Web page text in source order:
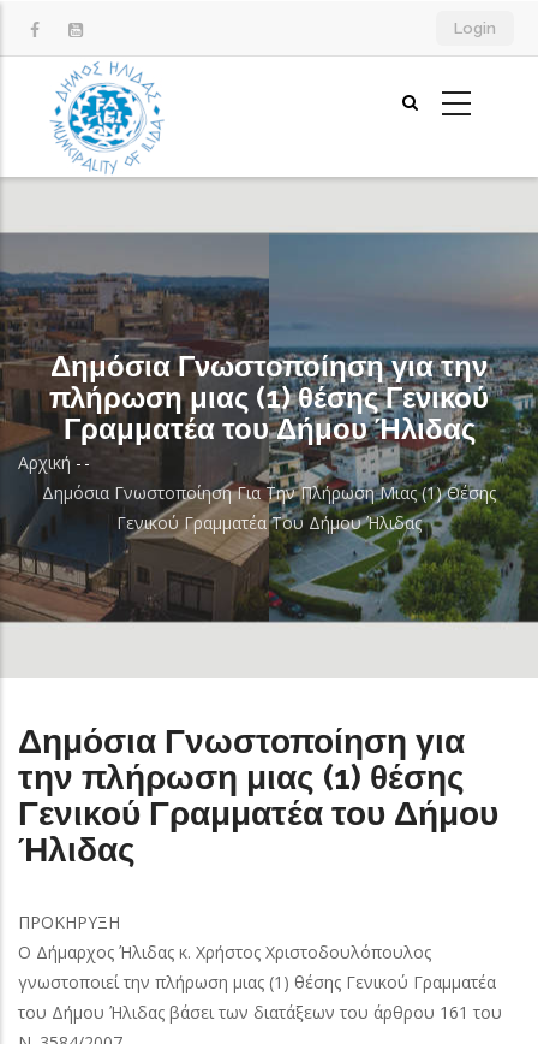
προς
περιεχόμενο
Login
Δημόσια Γνωστοποίηση για την
πλήρωση μιας (1) θέσης Γενικού
Γραμματέα του Δήμου Ήλιδας
Breadcrumb
Αρχική - -
Δημόσια Γνωστοποίηση Για Την Πλήρωση Μιας (1) Θέσης
Γενικού Γραμματέα Του Δήμου Ήλιδας
Δημόσια Γνωστοποίηση για
την πλήρωση μιας (1) θέσης
Γενικού Γραμματέα του Δήμου
Ήλιδας
ΠΡΟΚΗΡΥΞΗ
Ο Δήμαρχος Ήλιδας κ. Χρήστος Χριστοδουλόπουλος
γνωστοποιεί την πλήρωση μιας (1) θέσης Γενικού Γραμματέα
του Δήμου Ήλιδας βάσει των διατάξεων του άρθρου 161 του